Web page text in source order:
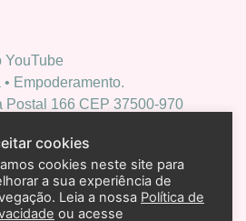
YouTube
Empoderamento.
Postal 166 CEP 37500-970
cookies
cookies neste site para
a sua experiência de
Leia a nossa Política de
ou acesse